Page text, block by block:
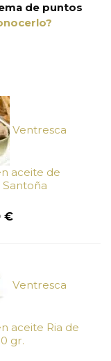
de puntos
Ventresca
aceite de
Santoña
€El
Ventresca
aceite Ria de
gr.